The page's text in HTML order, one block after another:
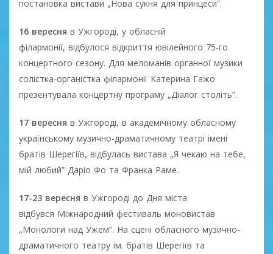
постановка вистави „Нова сукня для принцеси”.
16 вересня в Ужгороді, у обласній
філармонії, відбулося відкриття ювілейного 75-го
концертного сезону. Для меломанів органної музики
солістка-органістка філармонії Катерина Гажо
презентувала концертну програму „Діалог століть”.
17 вересня в Ужгороді, в академічному обласному
українському музично-драматичному театрі імені
братів Шерегіїв, відбулась вистава „Я чекаю на тебе,
мій любий” Даріо Фо та Франка Раме.
17-23 вересня в Ужгороді до Дня міста
відбувся Міжнародний фестиваль моновистав
„Монологи над Ужем”. На сцені обласного музично-
драматичного театру ім. братів Шерегіїв та